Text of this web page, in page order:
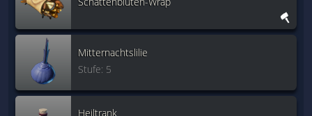
Mitternachtslilie
Stufe: 5
Heiltrank